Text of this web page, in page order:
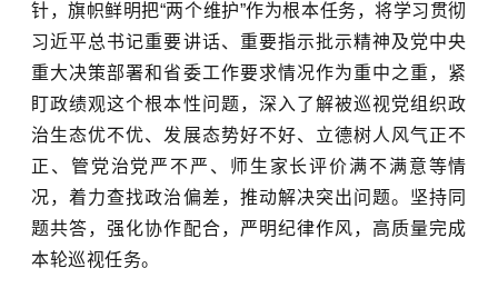
针，旗帜鲜明把“两个维护”作为根本任务，将学习贯彻
习近平总书记重要讲话、重要指示批示精神及党中央
重大决策部署和省委工作要求情况作为重中之重，紧
盯政绩观这个根本性问题，深入了解被巡视党组织政
治生态优不优、发展态势好不好、立德树人风气正不
正、管党治党严不严、师生家长评价满不满意等情
况，着力查找政治偏差，推动解决突出问题。坚持同
题共答，强化协作配合，严明纪律作风，高质量完成
本轮巡视任务。